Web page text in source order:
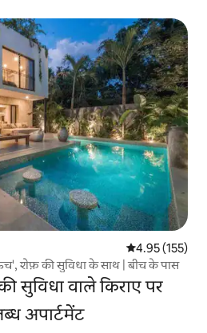
औसत रेटिंग 5 में से
4.95 (155)
शेफ़ की सुविधा के साथ | बीच के पास
सुविधा वाले किराए पर
अपार्टमेंट